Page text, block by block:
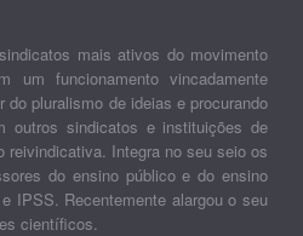
mais ativos do movimento
um funcionamento vincadamente
do pluralismo de ideias e procurando
outros sindicatos e instituições de
reivindicativa. Integra no seu seio os
do ensino público e do ensino
IPSS. Recentemente alargou o seu
científicos.